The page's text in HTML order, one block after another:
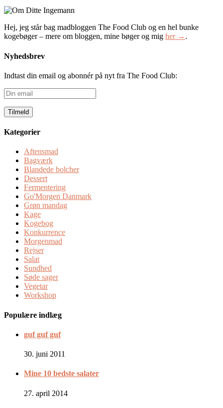
Hej, jeg står bag madbloggen The Food Club og en hel bunke
kogebøger – mere om bloggen, mine bøger og mig her → .
Nyhedsbrev
Indtast din email og abonnér på nyt fra The Food Club:
Din
email
Kategorier
Aftensmad
Bagværk
Blandede bolcher
Dessert
Fermentering
Go'Morgen Danmark
Grøn mandag
Kage
Kogebog
Konkurrence
Morgenmad
Rejser
Salat
Sundhed
Søde sager
Vegetar
Workshop
Populære indlæg
guf guf guf
30. juni 2011
Mine 10 bedste salater
27. april 2014